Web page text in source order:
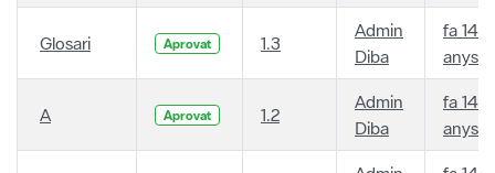
Glosari Aprovat 1.3
Admin
Diba
fa 14
anys
A Aprovat 1.2
Admin
Diba
fa 14
anys